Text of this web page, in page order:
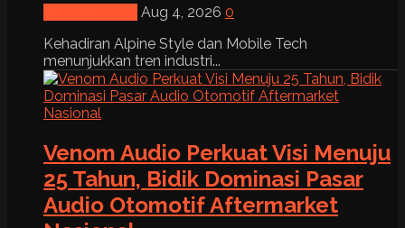
Aug 4, 2026 0
Kehadiran Alpine Style dan Mobile Tech
menunjukkan tren industri...
Venom Audio Perkuat Visi Menuju
25 Tahun, Bidik Dominasi Pasar
Audio Otomotif Aftermarket